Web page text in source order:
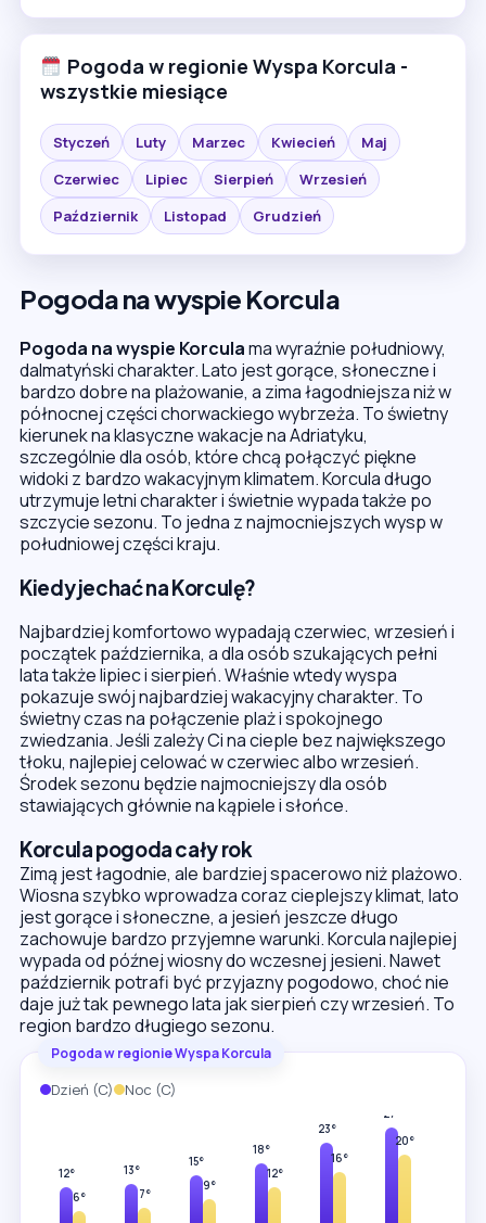
Pogoda w regionie Wyspa Korcula -
wszystkie miesiące
Styczeń Luty Marzec Kwiecień
Maj
Czerwiec
Lipiec Sierpień
Wrzesień
Październik
Listopad Grudzień
Pogoda na wyspie Korcula
Pogoda na wyspie Korculama wyraźnie południowy,
dalmatyński charakter. Lato jest gorące, słoneczne i
bardzo dobre na plażowanie, a zima łagodniejsza niż w
północnej części chorwackiego wybrzeża. To świetny
kierunek na klasyczne wakacje na Adriatyku,
szczególnie dla osób, które chcą połączyć piękne
widoki z bardzo wakacyjnym klimatem. Korcula długo
utrzymuje letni charakter i świetnie wypada także po
szczycie sezonu. To jedna z najmocniejszych wysp w
południowej części kraju.
Kiedy jechać na Korculę?
Najbardziej komfortowo wypadają czerwiec, wrzesień i
początek października, a dla osób szukających pełni
lata także lipiec i sierpień. Właśnie wtedy wyspa
pokazuje swój najbardziej wakacyjny charakter. To
świetny czas na połączenie plaż i spokojnego
zwiedzania. Jeśli zależy Ci na cieple bez największego
tłoku, najlepiej celować w czerwiec albo wrzesień.
Środek sezonu będzie najmocniejszy dla osób
stawiających głównie na kąpiele i słońce.
Korcula pogoda cały rok
Zimą jest łagodnie, ale bardziej spacerowo niż plażowo.
Wiosna szybko wprowadza coraz cieplejszy klimat, lato
jest gorące i słoneczne, a jesień jeszcze długo
zachowuje bardzo przyjemne warunki. Korcula najlepiej
wypada od późnej wiosny do wczesnej jesieni. Nawet
październik potrafi być przyjazny pogodowo, choć nie
daje już tak pewnego lata jak sierpień czy wrzesień. To
region bardzo długiego sezonu.
Pogoda w regionie Wyspa Korcula
Dzień (C) Noc (C)
12°
6°
13°
7°
15°
9°
18°
12°
23°
16°
27°
20°